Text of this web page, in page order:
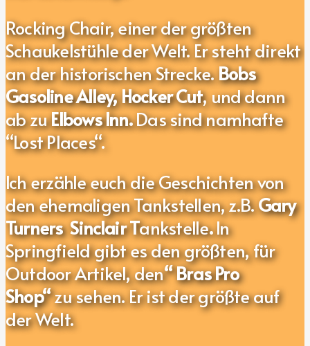
Rocking Chair, einer der größten
Schaukelstühle der Welt. Er steht direkt
an der historischen Strecke.Bobs
Gasoline Alley, Hocker Cut, und dann
ab zuElbows Inn.Das sind namhafte
“Lost Places“.
Ich erzähle euch die Geschichten von
den ehemaligen Tankstellen, z.B.Gary
Turners Sinclair Tankstelle.In
Springfield gibt es den größten, für
Outdoor Artikel, den“ Bras Pro
Shop“zu sehen. Er ist der größte auf
der Welt.